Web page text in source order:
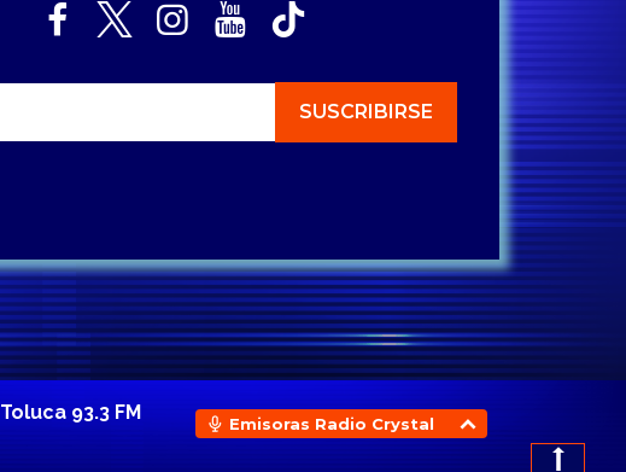
Emisoras Radio Crystal
Toluca 93.3 FM